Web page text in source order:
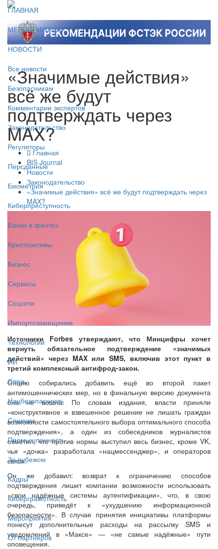
ГЛАВНАЯ
МЕРОПРИЯТИЯ
НОВОСТИ
Все новости
Безопасникам
Комментарии экспертов
Законодательство
Регуляторы
Персданные
Биометрия
Киберпреступность
Банки и финтех
Криптоактивы
Бизнес
Сервисы
Соцсети
Импортозамещение
Технологии
ИИ
Связь
Нацбезопасность
Санкции
Промышленность
За рубежом
Кадры
Киберграмотность
Мероприятия
От партнёров
«Значимые действия»
всё же будут
подтверждать через
MAX?
Главная
BIS Journal
Новости
Законодательство
«Значимые действия» всё же будут подтверждать через
MAX?
Источники Forbes утверждают, что Минцифры хочет
вернуть обязательное подтверждение «значимых
действий» через MAX или SMS, включив этот пункт в
третий комплексный антифрод-закон.
Опцию собирались добавить ещё во второй пакет
антимошеннических мер, но в финальную версию документа
она не вошла. По словам издания, власти приняли
«конструктивное и взвешенное решение не лишать граждан
возможности самостоятельного выбора оптимального способа
подтверждения», а один из собеседников журналистов
отметил, что против нормы выступил весь бизнес, кроме VK,
чья «дочка» разработала «нацмессенджер», и операторов
связи.
Он же добавил: возврат к ограничению способов
подтверждения лишит компании возможности использовать
«свои надёжные системы аутентификации», что, в свою
очередь, приведёт к «ухудшению информационной
безопасности». В случае принятия инициативы платформы
понесут дополнительные расходы на рассылку SMS и
уведомлений в «Максе» — «не самые надёжные» пути
оповещения.